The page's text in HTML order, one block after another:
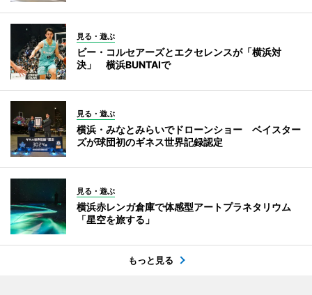
見る・遊ぶ
ビー・コルセアーズとエクセレンスが「横浜対
決」 横浜BUNTAIで
見る・遊ぶ
横浜・みなとみらいでドローンショー ベイスター
ズが球団初のギネス世界記録認定
見る・遊ぶ
横浜赤レンガ倉庫で体感型アートプラネタリウム
「星空を旅する」
もっと見る